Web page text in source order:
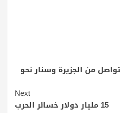
من الجزيرة وسنار نحو
Next
15 مليار دولار خسائر الحرب